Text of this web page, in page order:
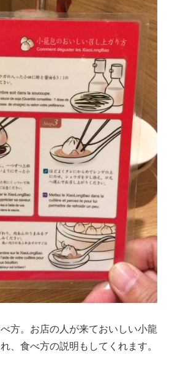
方。お店の人が来ておいしい小龍
、食べ方の説明もしてくれます。